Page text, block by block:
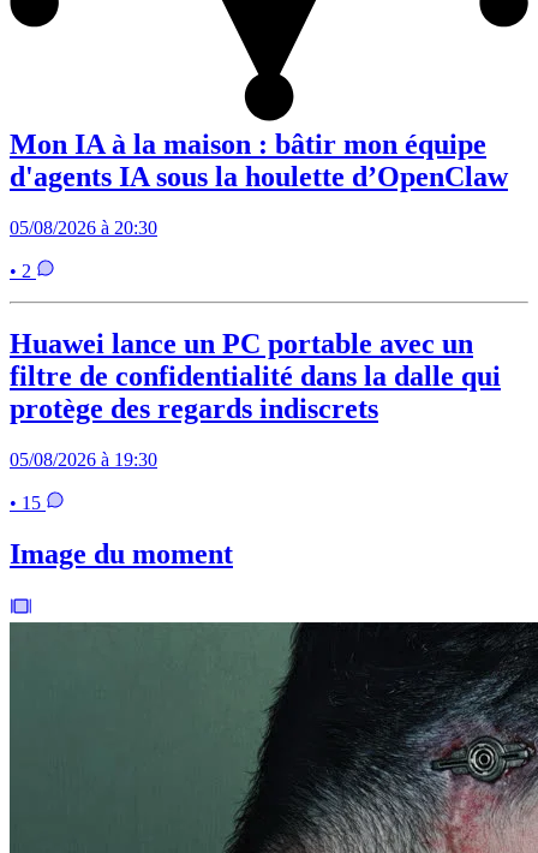
Mon IA à la maison : bâtir mon équipe
d'agents IA sous la houlette d’OpenClaw
05/08/2026 à 20:30
• 2
Huawei lance un PC portable avec un
filtre de confidentialité dans la dalle qui
protège des regards indiscrets
05/08/2026 à 19:30
• 15
Image du moment